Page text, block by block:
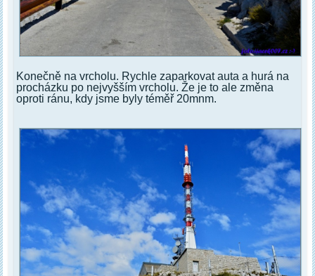
Konečně na vrcholu. Rychle zaparkovat auta a hurá na
procházku po nejvyšším vrcholu. Že je to ale změna
oproti ránu, kdy jsme byly téměř 20mnm.